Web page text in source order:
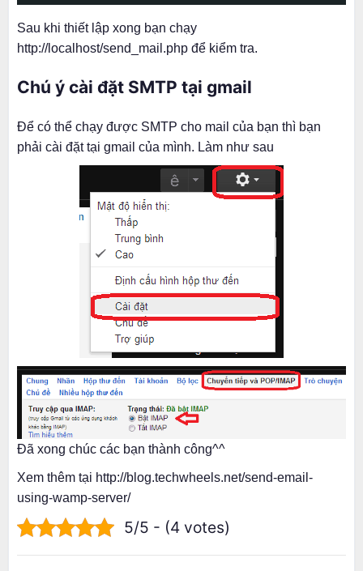
Sau khi thiết lập xong bạn chạy
http://localhost/send_mail.php để kiểm tra.
Chú ý cài đặt SMTP tại gmail
Để có thể chạy được SMTP cho mail của bạn thì bạn
phải cài đặt tại gmail của mình. Làm như sau
Đã xong chúc các bạn thành công^^
Xem thêm tại http://blog.techwheels.net/send-email-
using-wamp-server/
5/5 - (4 votes)